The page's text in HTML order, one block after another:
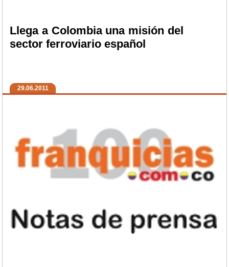
Llega a Colombia una misión del
sector ferroviario español
29.06.2011